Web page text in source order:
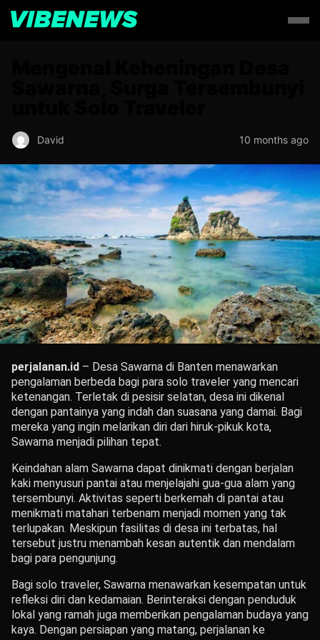
David 10 months ago
perjalanan.id – Desa Sawarna di Banten menawarkan
pengalaman berbeda bagi para solo traveler yang mencari
ketenangan. Terletak di pesisir selatan, desa ini dikenal
dengan pantainya yang indah dan suasana yang damai. Bagi
mereka yang ingin melarikan diri dari hiruk-pikuk kota,
Sawarna menjadi pilihan tepat.
Keindahan alam Sawarna dapat dinikmati dengan berjalan
kaki menyusuri pantai atau menjelajahi gua-gua alam yang
tersembunyi. Aktivitas seperti berkemah di pantai atau
menikmati matahari terbenam menjadi momen yang tak
terlupakan. Meskipun fasilitas di desa ini terbatas, hal
tersebut justru menambah kesan autentik dan mendalam
bagi para pengunjung.
Bagi solo traveler, Sawarna menawarkan kesempatan untuk
refleksi diri dan kedamaian. Berinteraksi dengan penduduk
lokal yang ramah juga memberikan pengalaman budaya yang
kaya. Dengan persiapan yang matang, perjalanan ke